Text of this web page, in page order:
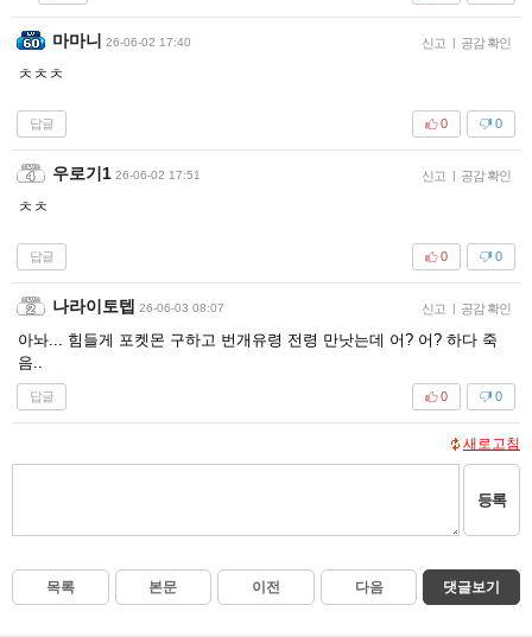
마마니 26-06-02 17:40 신고 | 공감 확인
ㅊㅊㅊ
답글 0
0
우로기1 26-06-02 17:51 신고 | 공감 확인
ㅊㅊ
답글 0
0
나라이토텝 26-06-03 08:07 신고 | 공감 확인
아놔... 힘들게 포켓몬 구하고 번개유령 전령 만낫는데 어? 어? 하다 죽
음..
답글 0
0
새로고침
등록
목록 본문 이전 다음 댓글보기